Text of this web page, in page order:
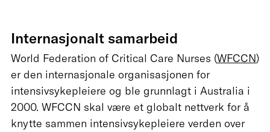
Internasjonalt samarbeid
World Federation of Critical Care Nurses (WFCCN)
er den internasjonale organisasjonen for
intensivsykepleiere og ble grunnlagt i Australia i
2000. WFCCN skal være et globalt nettverk for å
knytte sammen intensivsykepleiere verden over